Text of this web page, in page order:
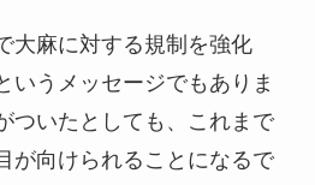
大麻に対する規制を強化
いうメッセージでもありま
ついたとしても、これまで
が向けられることになるで